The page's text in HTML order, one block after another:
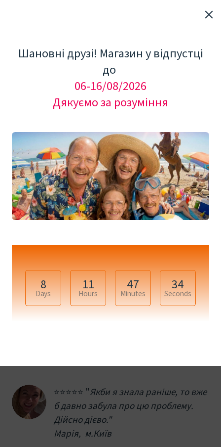
ДОГЛЯД ЗА ПРОБЛЕМНОЮ ШКІРОЮ
⭐️⭐️⭐️⭐️⭐️ "Якби я знала раніше, то вже
б давно забула про цю проблему.
Дійсно дієво."
Марія,  м.Київ
Шановні друзі! Магазин у відпустці
до
06-16/08/2026
Дякуємо за розуміння
8
Days
11
Hours
47
Minutes
34
Seconds